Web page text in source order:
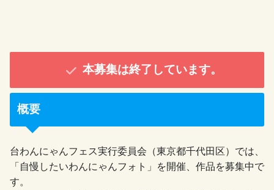
本募集は終了しています。
概要
台わんにゃんフェス実行委員会（東京都千代田区）では、
「自慢したいわんにゃんフォト」を開催、作品を募集中で
す。